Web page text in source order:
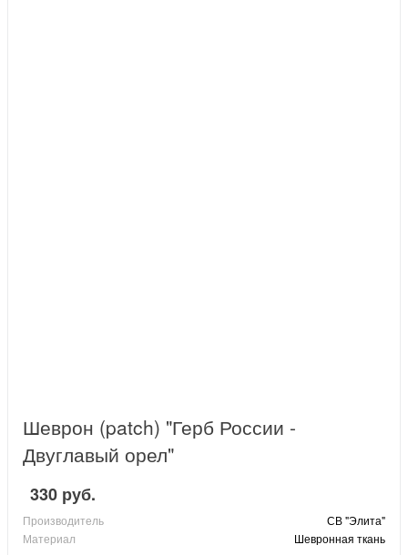
Шеврон (patch) "Герб России -
Двуглавый орел"
330 руб.
Производитель
СВ "Элита"
Материал
Шевронная ткань